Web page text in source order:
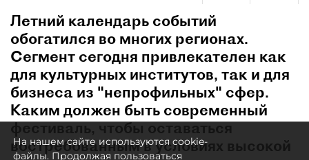
Летний календарь событий
обогатился во многих регионах.
Сегмент сегодня привлекателен как
для культурных институтов, так и для
бизнеса из "непрофильных" сфер.
Каким должен быть современный
фестиваль, чтобы оставаться
востребованным в условиях высокой
На нашем сайте используются cookie-
файлы. Продолжая пользоваться